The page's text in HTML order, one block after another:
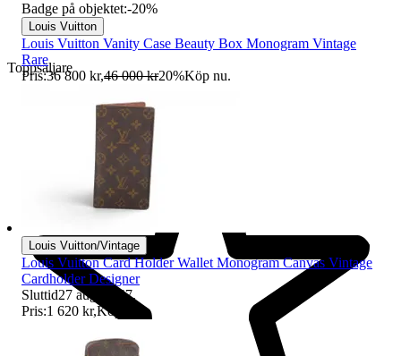
Toppsäljare
Badge på objektet:-20%
Louis Vuitton
Louis Vuitton Vanity Case Beauty Box Monogram Vintage
Rare
Pris:36 800 kr,46 000 kr20%Köp nu.
Louis Vuitton/Vintage
Louis Vuitton Card Holder Wallet Monogram Canvas Vintage
Cardholder Designer
Sluttid27 aug 21:47.
Pris:1 620 kr,Köp nu